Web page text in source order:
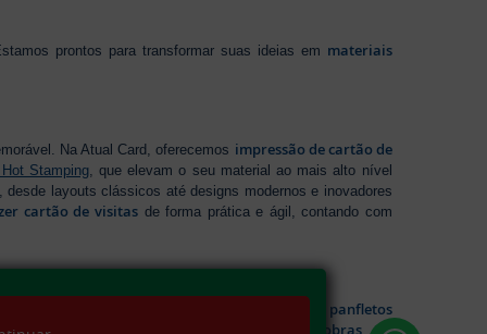
prontos para transformar suas ideias em materiais
Na Atual Card, oferecemos impressão de cartão de
Stamping, que elevam o seu material ao mais alto nível
layouts clássicos até designs modernos e inovadores
cartão de visitasde forma prática e ágil, contando com
impressão de panfletos
para cada necessidade, incluindo , um